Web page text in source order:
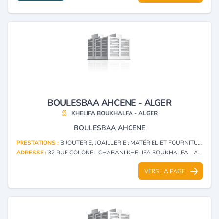
BOULESBAA AHCENE - ALGER
KHELIFA BOUKHALFA - ALGER
BOULESBAA AHCENE
PRESTATIONS : BIJOUTERIE, JOAILLERIE : MATÉRIEL ET FOURNITURES
ADRESSE :32 RUE COLONEL CHABANI KHELIFA BOUKHALFA - ALGER
VERS LA PAGE